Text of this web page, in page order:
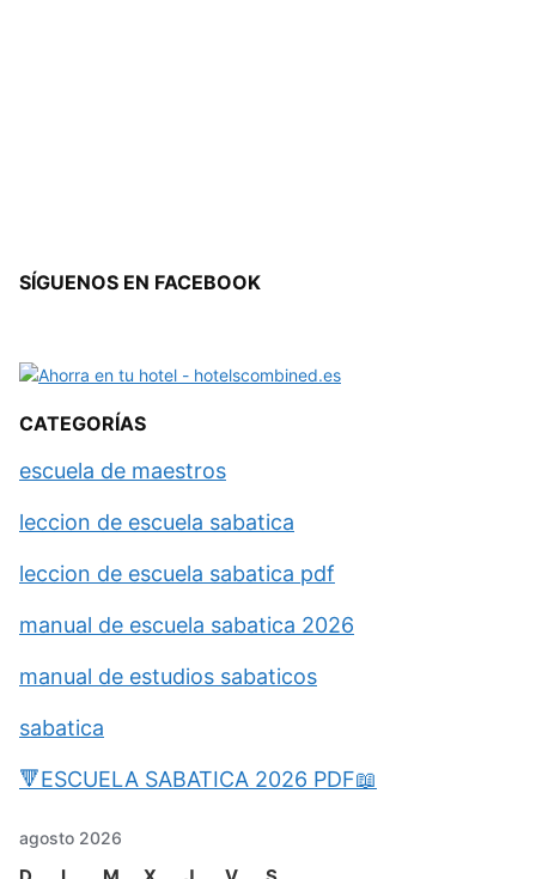
SÍGUENOS EN FACEBOOK
CATEGORÍAS
escuela de maestros
leccion de escuela sabatica
leccion de escuela sabatica pdf
manual de escuela sabatica 2026
manual de estudios sabaticos
sabatica
🔻ESCUELA SABATICA 2026 PDF📖
agosto 2026